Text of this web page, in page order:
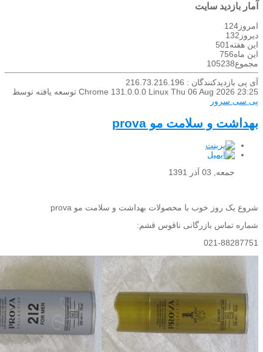
آمار بازدید سایت
امروز 124
دیروز 132
این هفته501
این ماه756
مجموع105238
آی پی بازدیدکنندگان : 216.73.216.196
Chrome 131.0.0.0 Linux Thu 06 Aug 2026 23:25
توسعه یافته توسط
پی سی سرور
بهداشت و سلامت مو prova
جمعه, 03 آذر 1391
شروع یک روز خوب با محصولات بهداشت و سلامت مو prova
شماره تماس بازرگانی ناقوس قشم:
021-88287751